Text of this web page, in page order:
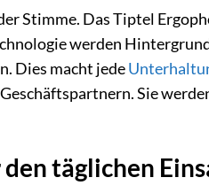
Stimme. Das Tiptel
werden
Dies macht jede
Sie
täglichen